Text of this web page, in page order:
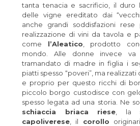
tanta tenacia e sacrificio, il duro
delle vigne ereditato dai
anche grandi soddisfazioni rese
realizzazione di vini da tavola e
come l’Aleatico , prodotto
mondo. Alle donne invece
tramandato di madre in figlia i
piatti spesso “poveri”, ma
e proprio per questo ricchi di
piccolo borgo custodisce con
spesso legata ad una storia. Ne
schiaccia briaca riese , la
capoliverese , il corollo